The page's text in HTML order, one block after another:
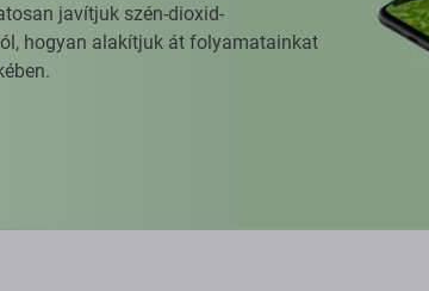
javítjuk szén-dioxid-
hogyan alakítjuk át folyamatainkat